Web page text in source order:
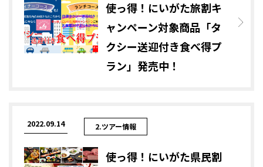
使っ得！にいがた旅割キ
ャンペーン対象商品「タ
クシー送迎付き食べ得プ
ラン」発売中！
2022.09.14 2.ツアー情報
使っ得！にいがた県民割